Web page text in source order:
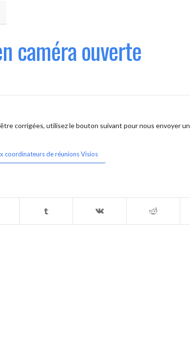
caméra ouverte
corrigées, utilisez le bouton suivant pour nous envoyer un
coordinateurs de réunions Visios